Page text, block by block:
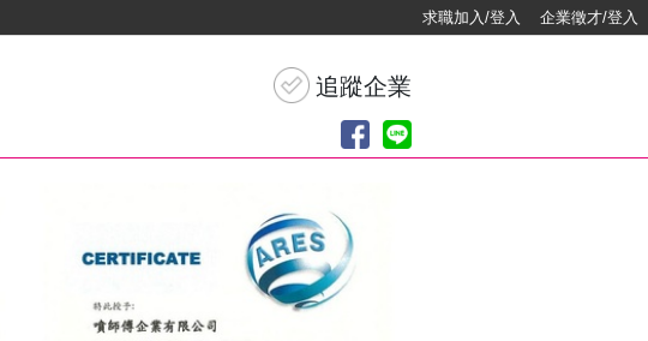
求職加入/登入 企業徵才/登入